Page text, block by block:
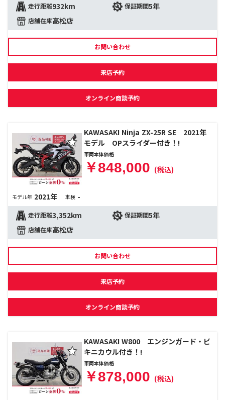
走行距離932km 保証期間5年
店舗在庫高松店
お問い合わせ
来店予約
オンライン商談予約
KAWASAKI Ninja ZX-25R SE 2021年
モデル OPスライダー付き！!
車両本体価格
￥848,000 (税込)
モデル年 2021年 車検 -
走行距離3,352km 保証期間5年
店舗在庫高松店
お問い合わせ
来店予約
オンライン商談予約
KAWASAKI W800 エンジンガード・ビ
キニカウル付き！!
車両本体価格
￥878,000 (税込)